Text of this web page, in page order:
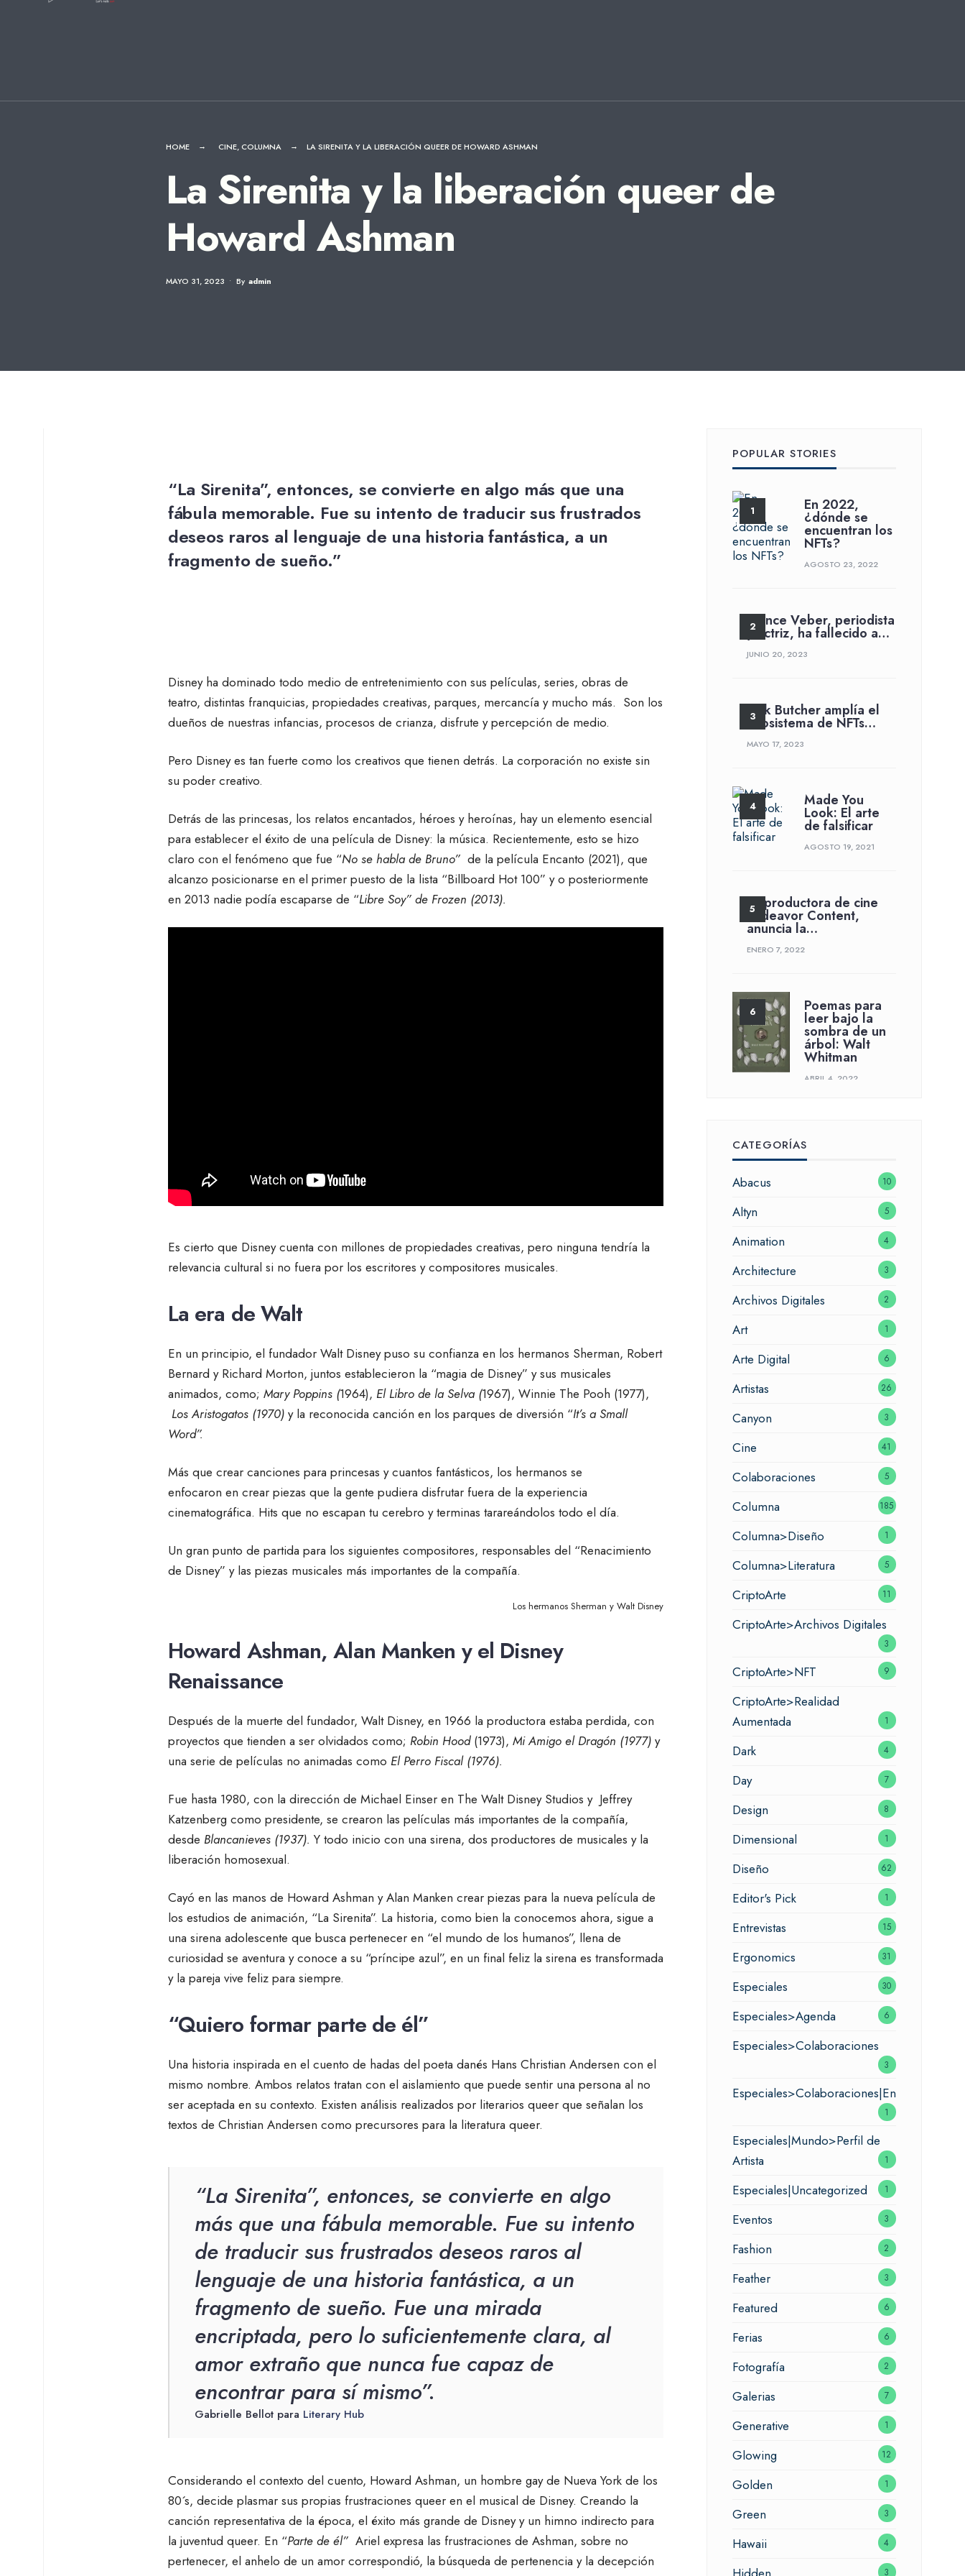
HOME CINE,COLUMNA LA SIRENITA Y LA LIBERACIÓN QUEER DE HOWARD ASHMAN
La Sirenita y la liberación queer de
Howard Ashman
MAYO 31, 2023 • By Admin
“La Sirenita”, entonces, se convierte en algo más que una
fábula memorable. Fue su intento de traducir sus frustrados
deseos raros al lenguaje de una historia fantástica, a un
fragmento de sueño.”
Disney ha dominado todo medio de entretenimiento con sus películas, series, obras de
teatro, distintas franquicias, propiedades creativas, parques, mercancía y mucho más. Son los
dueños de nuestras infancias, procesos de crianza, disfrute y percepción de medio.
Pero Disney es tan fuerte como los creativos que tienen detrás. La corporación no existe sin
su poder creativo.
Detrás de las princesas, los relatos encantados, héroes y heroínas, hay un elemento esencial
para establecer el éxito de una película de Disney: la música. Recientemente, esto se hizo
claro con el fenómeno que fue “No se habla de Bruno” de la película Encanto (2021), que
alcanzo posicionarse en el primer puesto de la lista “Billboard Hot 100” y o posteriormente
en 2013 nadie podía escaparse de “Libre Soy” de Frozen (2013).
Es cierto que Disney cuenta con millones de propiedades creativas, pero ninguna tendría la
relevancia cultural si no fuera por los escritores y compositores musicales.
La era de Walt
En un principio, el fundador Walt Disney puso su confianza en los hermanos Sherman, Robert
Bernard y Richard Morton, juntos establecieron la “magia de Disney” y sus musicales
animados, como; Mary Poppins (1964), El Libro de la Selva (1967), Winnie The Pooh (1977),
Los Aristogatos (1970) y la reconocida canción en los parques de diversión “It’s a Small
Word”.
Más que crear canciones para princesas y cuantos fantásticos, los hermanos se
enfocaron en crear piezas que la gente pudiera disfrutar fuera de la experiencia
cinematográfica. Hits que no escapan tu cerebro y terminas tarareándolos todo el día.
Un gran punto de partida para los siguientes compositores, responsables del “Renacimiento
de Disney” y las piezas musicales más importantes de la compañía.
Los hermanos Sherman y Walt Disney
Howard Ashman, Alan Manken y el Disney
Renaissance
Después de la muerte del fundador, Walt Disney, en 1966 la productora estaba perdida, con
proyectos que tienden a ser olvidados como; Robin Hood (1973), Mi Amigo el Dragón (1977) y
una serie de películas no animadas como El Perro Fiscal (1976).
Fue hasta 1980, con la dirección de Michael Einser en The Walt Disney Studios y Jeffrey
Katzenberg como presidente, se crearon las películas más importantes de la compañía,
desde Blancanieves (1937). Y todo inicio con una sirena, dos productores de musicales y la
liberación homosexual.
Cayó en las manos de Howard Ashman y Alan Manken crear piezas para la nueva película de
los estudios de animación, “La Sirenita”. La historia, como bien la conocemos ahora, sigue a
una sirena adolescente que busca pertenecer en “el mundo de los humanos”, llena de
curiosidad se aventura y conoce a su “príncipe azul”, en un final feliz la sirena es transformada
y la pareja vive feliz para siempre.
“Quiero formar parte de él”
Una historia inspirada en el cuento de hadas del poeta danés Hans Christian Andersen con el
mismo nombre. Ambos relatos tratan con el aislamiento que puede sentir una persona al no
ser aceptada en su contexto. Existen análisis realizados por literarios queer que señalan los
textos de Christian Andersen como precursores para la literatura queer.
“La Sirenita”, entonces, se convierte en algo
más que una fábula memorable. Fue su intento
de traducir sus frustrados deseos raros al
lenguaje de una historia fantástica, a un
fragmento de sueño. Fue una mirada
encriptada, pero lo suficientemente clara, al
amor extraño que nunca fue capaz de
encontrar para sí mismo”.
Gabrielle Bellot para Literary Hub
Considerando el contexto del cuento, Howard Ashman, un hombre gay de Nueva York de los
80´s, decide plasmar sus propias frustraciones queer en el musical de Disney. Creando la
canción representativa de la época, el éxito más grande de Disney y un himno indirecto para
la juventud queer. En “Parte de él” Ariel expresa las frustraciones de Ashman, sobre no
pertenecer, el anhelo de un amor correspondió, la búsqueda de pertenencia y la decepción
POPULAR STORIES
En 2022,
¿dónde se
encuentran los
NFTs?
AGOSTO 23, 2022
France Veber, periodista
y actriz, ha fallecido a…
JUNIO 20, 2023
Jack Butcher amplía el
ecosistema de NFTs…
MAYO 17, 2023
Made You
Look: El arte
de falsificar
AGOSTO 19, 2021
La productora de cine
Endeavor Content,
anuncia la…
ENERO 7, 2022
Poemas para
leer bajo la
sombra de un
árbol: Walt
Whitman
ABRIL 4, 2022
CATEGORÍAS
Abacus 10
Altyn 5
Animation 4
Architecture 3
Archivos Digitales 2
Art 1
Arte Digital 6
Artistas 26
Canyon 3
Cine 41
Colaboraciones 5
Columna 185
Columna>Diseño 1
Columna>Literatura 5
CriptoArte 11
CriptoArte>Archivos Digitales
3
CriptoArte>NFT 9
CriptoArte>Realidad
Aumentada
1
Dark 4
Day 7
Design 8
Dimensional 1
Diseño 62
Editor's Pick 1
Entrevistas 15
Ergonomics 31
Especiales 30
Especiales>Agenda 6
Especiales>Colaboraciones
3
Especiales>Colaboraciones|Entrevistas
1
Especiales|Mundo>Perfil de
Artista
1
Especiales|Uncategorized 1
Eventos 3
Fashion 2
Feather 3
Featured 6
Ferias 6
Fotografía 2
Galerias 7
Generative 1
Glowing 12
Golden 1
Green 3
Hawaii 4
3